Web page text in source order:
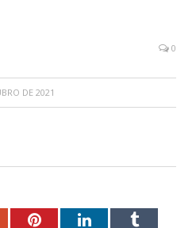
0
DE 2021
PinterestLinkedInTumblr